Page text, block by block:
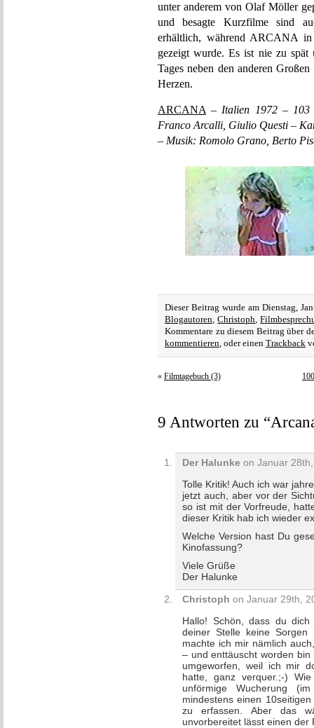
unter anderem von Olaf Möller
und besagte Kurzfilme sind
erhältlich, während ARCANA
gezeigt wurde. Es ist nie zu
Tages neben den anderen
Herzen.
ARCANA – Italien 1972 – 103
Franco Arcalli, Giulio Questi –
– Musik: Romolo Grano, Berto
Dieser Beitrag wurde am Dienstag,
Blogautoren,Christoph,
Kommentare zu diesem Beitrag über
kommentieren, oder einen Trackback
« Filmtagebuch (3)
9 Antworten zu
Der Halunke on Januar
Tolle Kritik! Auch ich war
jetzt auch, aber vor der
so ist mit der Vorfreude,
dieser Kritik hab ich wieder
Welche Version hast Du
Kinofassung?
Viele Grüße
Der Halunke
Christoph on Januar 29th,
Hallo! Schön, dass du
deiner Stelle keine Sorgen
machte ich mir nämlich
– und enttäuscht worden
umgeworfen, weil ich mir
hatte, ganz verquer.;-)
unförmige Wucherung
mindestens einen
zu erfassen. Aber das
unvorbereitet lässt einen der